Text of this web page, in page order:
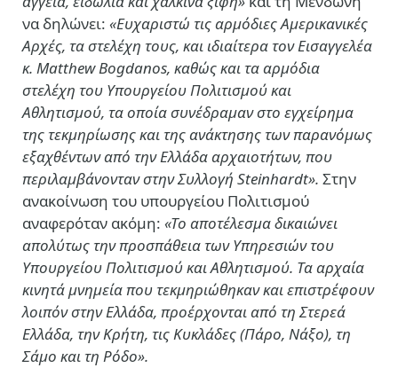
να δηλώνει: «Ευχαριστώ τις αρμόδιες Αμερικανικές
Αρχές, τα στελέχη τους, και ιδιαίτερα τον Εισαγγελέα
κ. Matthew Bogdanos, καθώς και τα αρμόδια
στελέχη του Υπουργείου Πολιτισμού και
Αθλητισμού, τα οποία συνέδραμαν στο εγχείρημα
της τεκμηρίωσης και της ανάκτησης των παρανόμως
εξαχθέντων από την Ελλάδα αρχαιοτήτων, που
περιλαμβάνονταν στην Συλλογή Steinhardt». Στην
ανακοίνωση του υπουργείου Πολιτισμού
αναφερόταν ακόμη: «Το αποτέλεσμα δικαιώνει
απολύτως την προσπάθεια των Υπηρεσιών του
Υπουργείου Πολιτισμού και Αθλητισμού. Τα αρχαία
κινητά μνημεία που τεκμηριώθηκαν και επιστρέφουν
λοιπόν στην Ελλάδα, προέρχονται από τη Στερεά
Ελλάδα, την Κρήτη, τις Κυκλάδες (Πάρο, Νάξο), τη
Σάμο και τη Ρόδο».